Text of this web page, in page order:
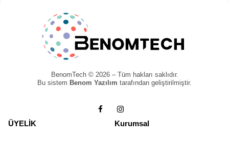
BenomTech © 2026 – Tüm hakları saklıdır.
Bu sistem Benom Yazılım tarafından geliştirilmiştir.
ÜYELİK Kurumsal